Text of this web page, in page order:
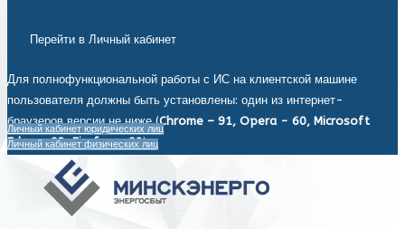
Перейти в Личный кабинет
Для полнофункциональной работы с ИС на клиентской машине
пользователя должны быть установлены: один из интернет-
браузеров версии не ниже (Chrome – 91, Opera - 60, Microsoft
Edge - 93, Firefox - 92).
Личный кабинет юридических лиц
Личный кабинет физических лиц